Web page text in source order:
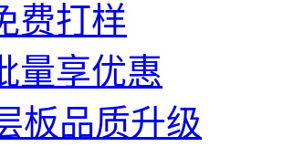
费打样
量享优惠
板品质升级